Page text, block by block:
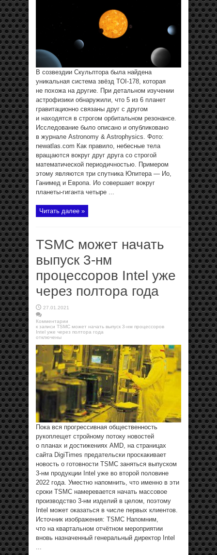
В созвездии Скульптора была найдена
уникальная система звёзд TOI-178, которая
не похожа на другие. При детальном изучении
астрофизики обнаружили, что 5 из 6 планет
гравитационно связаны друг с другом
и находятся в строгом орбитальном резонансе.
Исследование было описано и опубликовано
в журнале Astronomy & Astrophysics. Фото:
newatlas.com Как правило, небесные тела
вращаются вокруг друг друга со строгой
математической периодичностью. Примером
этому являются три спутника Юпитера — Ио,
Ганимед и Европа. Ио совершает вокруг
планеты-гиганта четыре ...
Читать далее »
TSMC может начать
выпуск 3-нм
процессоров Intel уже
через полтора года
27.01.2021
Комментарии
к записи TSMC может начать выпуск 3-нм процессоров
Intel уже через полтора года
отключены
Пока вся прогрессивная общественность
рукоплещет стройному потоку новостей
о планах и достижениях AMD, на страницах
сайта DigiTimes предательски проскакивает
новость о готовности TSMC заняться выпуском
3-нм продукции Intel уже во второй половине
2022 года. Уместно напомнить, что именно в эти
сроки TSMC намеревается начать массовое
производство 3-нм изделий в целом, поэтому
Intel может оказаться в числе первых клиентов.
Источник изображения: TSMC Напомним,
что на квартальном отчётном мероприятии
вновь назначенный генеральный директор Intel
...